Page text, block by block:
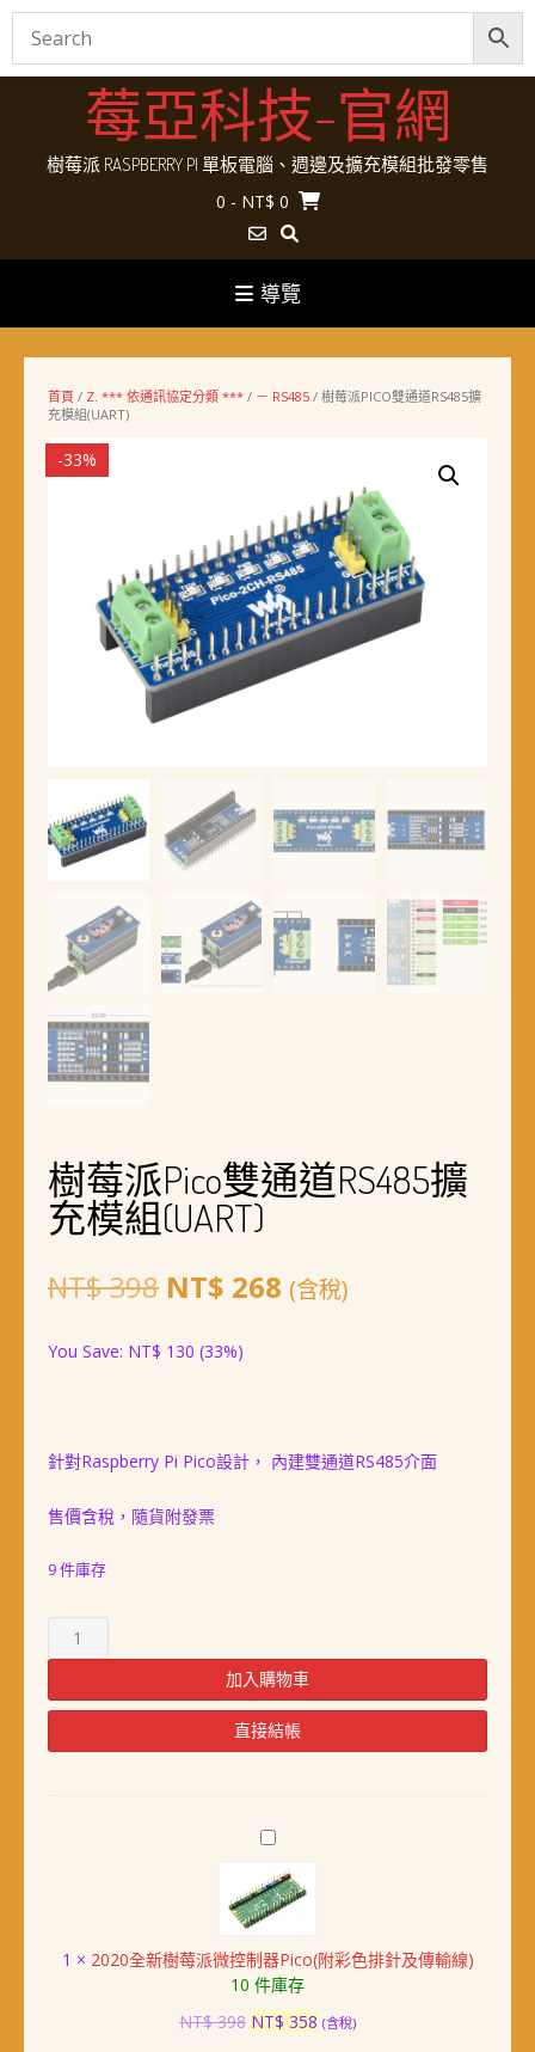
Skip
莓亞科技-官網
樹莓派 RASPBERRY PI 單板電腦、週邊及擴充模組批發零售
0 - NT$ 0
導覽
首頁 / Z. *** 依通訊協定分類 *** / － RS485 / 樹莓派PICO雙通道RS485擴
充模組(UART)
-33%
樹莓派Pico雙通道RS485擴
充模組(UART)
NT$398 原
價
NT$ 398。
NT$ 268 目
NT$ 268。
(含稅)
You Save: NT$ 130 (33%)
針對Raspberry Pi Pico設計， 內建雙通道RS485介面
售價含稅，隨貨附發票
9 件庫存
Pico
通
加入購物車
直接結帳
2020
新
樹
莓
派
微
控
制
1 × 2020全新樹莓派微控制器Pico(附彩色排針及傳輸線)
10 件庫存
NT$398 原
NT$ 358 目
(含稅)